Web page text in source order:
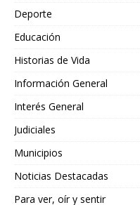
Deporte
Educación
Historias de Vida
Información General
Interés General
Judiciales
Municipios
Noticias Destacadas
Para ver, oír y sentir